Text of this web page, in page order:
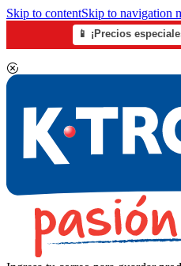
Skip to contentSkip to navigation
📱 ¡Precios